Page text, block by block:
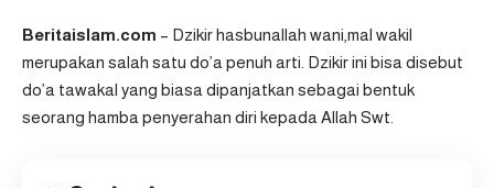
Beritaislam.com – Dzikir hasbunallah wani,mal wakil
merupakan salah satu do’a penuh arti. Dzikir ini bisa disebut
do’a tawakal yang biasa dipanjatkan sebagai bentuk
seorang hamba penyerahan diri kepada Allah Swt.